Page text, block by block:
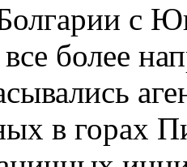
с
все более
в горах